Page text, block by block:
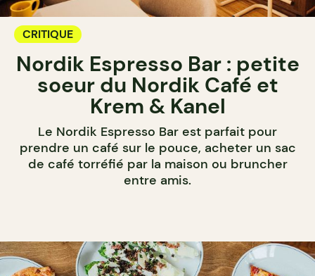
CRITIQUE
Nordik Espresso Bar : petite
soeur du Nordik Café et
Krem & Kanel
Le Nordik Espresso Bar est parfait pour
prendre un café sur le pouce, acheter un sac
de café torréfié par la maison ou bruncher
entre amis.